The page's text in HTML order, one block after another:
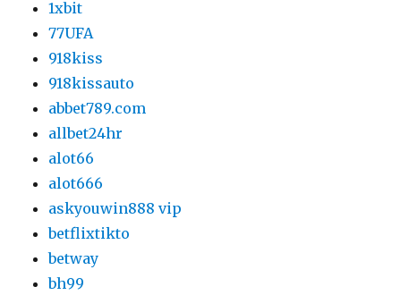
1xbit
77UFA
918kiss
918kissauto
abbet789.com
allbet24hr
alot66
alot666
askyouwin888 vip
betflixtikto
betway
bh99